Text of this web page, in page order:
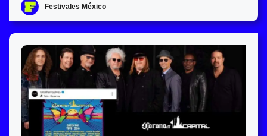
Festivales México